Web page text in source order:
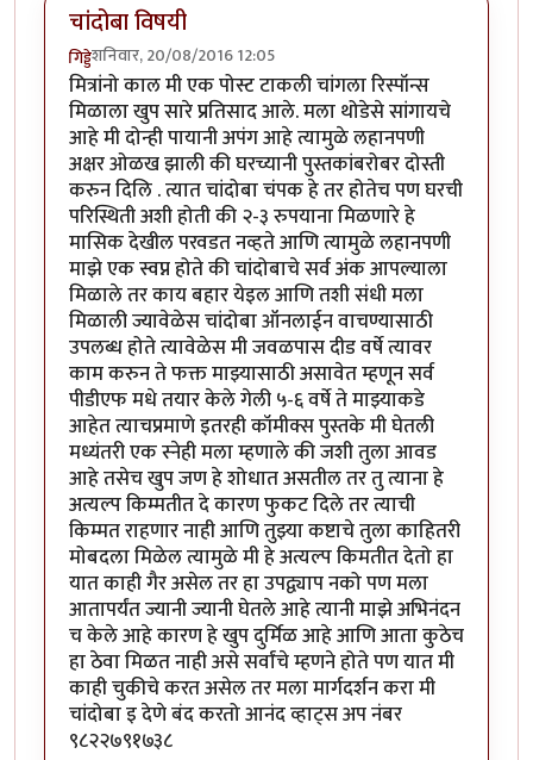
चांदोबा विषयी
गिड्डेशनिवार, 20/08/2016 12:05
मित्रांनो काल मी एक पोस्ट टाकली चांगला रिस्पॉन्स
मिळाला खुप सारे प्रतिसाद आले. मला थोडेसे सांगायचे
आहे मी दोन्ही पायानी अपंग आहे त्यामुळे लहानपणी
अक्षर ओळख झाली की घरच्यानी पुस्तकांबरोबर दोस्ती
करुन दिलि . त्यात चांदोबा चंपक हे तर होतेच पण घरची
परिस्थिती अशी होती की २-३ रुपयाना मिळणारे हे
मासिक देखील परवडत नव्हते आणि त्यामुळे लहानपणी
माझे एक स्वप्न होते की चांदोबाचे सर्व अंक आपल्याला
मिळाले तर काय बहार येइल आणि तशी संधी मला
मिळाली ज्यावेळेस चांदोबा ऑनलाईन वाचण्यासाठी
उपलब्ध होते त्यावेळेस मी जवळपास दीड वर्षे त्यावर
काम करुन ते फक्त माझ्यासाठी असावेत म्हणून सर्व
पीडीएफ मधे तयार केले गेली ५-६ वर्षे ते माझ्याकडे
आहेत त्याचप्रमाणे इतरही कॉमीक्स पुस्तके मी घेतली
मध्यंतरी एक स्नेही मला म्हणाले की जशी तुला आवड
आहे तसेच खुप जण हे शोधात असतील तर तु त्याना हे
अत्यल्प किम्मतीत दे कारण फुकट दिले तर त्याची
किम्मत राहणार नाही आणि तुझ्या कष्टाचे तुला काहितरी
मोबदला मिळेल त्यामुळे मी हे अत्यल्प किमतीत देतो हा
यात काही गैर असेल तर हा उपद्व्याप नको पण मला
आतापर्यंत ज्यानी ज्यानी घेतले आहे त्यानी माझे अभिनंदन
च केले आहे कारण हे खुप दुर्मिळ आहे आणि आता कुठेच
हा ठेवा मिळत नाही असे सर्वांचे म्हणने होते पण यात मी
काही चुकीचे करत असेल तर मला मार्गदर्शन करा मी
चांदोबा इ देणे बंद करतो आनंद व्हाट्स अप नंबर
९८२२७९१७३८